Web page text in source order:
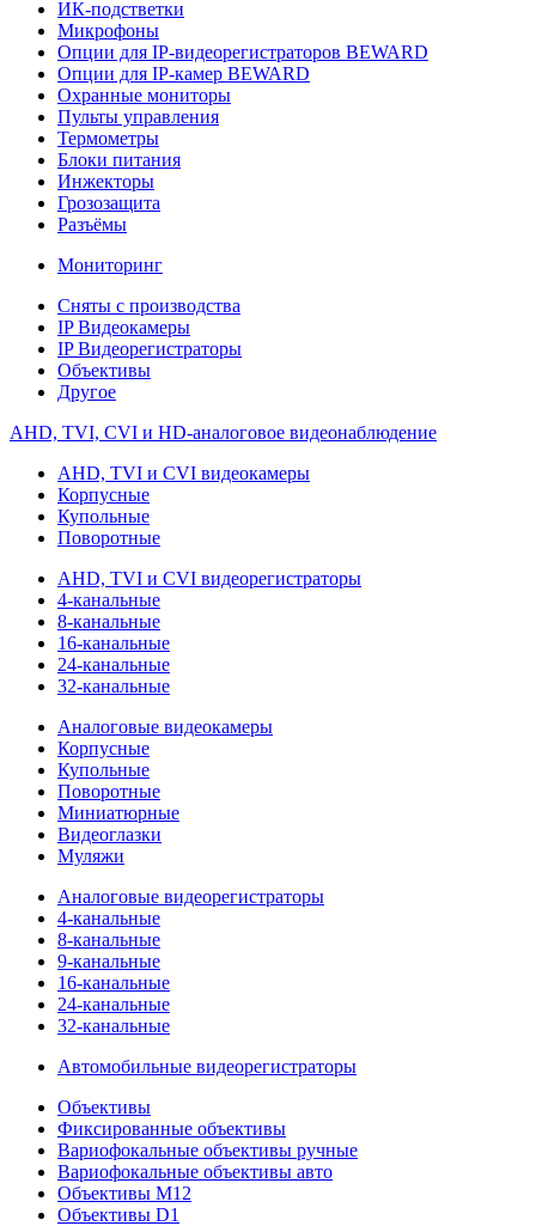
ИК-подстветки
Микрофоны
Опции для IP-видеорегистраторов BEWARD
Опции для IP-камер BEWARD
Охранные мониторы
Пульты управления
Термометры
Блоки питания
Инжекторы
Грозозащита
Разъёмы
Мониторинг
Сняты с производства
IP Видеокамеры
IP Видеорегистраторы
Объективы
Другое
AHD, TVI, CVI и HD-аналоговое видеонаблюдение
AHD, TVI и CVI видеокамеры
Корпусные
Купольные
Поворотные
AHD, TVI и CVI видеорегистраторы
4-канальные
8-канальные
16-канальные
24-канальные
32-канальные
Аналоговые видеокамеры
Корпусные
Купольные
Поворотные
Миниатюрные
Видеоглазки
Муляжи
Аналоговые видеорегистраторы
4-канальные
8-канальные
9-канальные
16-канальные
24-канальные
32-канальные
Автомобильные видеорегистраторы
Объективы
Фиксированные объективы
Вариофокальные объективы ручные
Вариофокальные объективы авто
Объективы M12
Объективы D1